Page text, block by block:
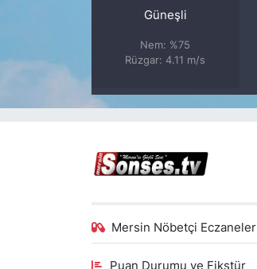
Güneşli
Nem: %75
Rüzgar: 4.11 m/s
Mersin Nöbetçi Eczaneler
Puan Durumu ve Fikstür